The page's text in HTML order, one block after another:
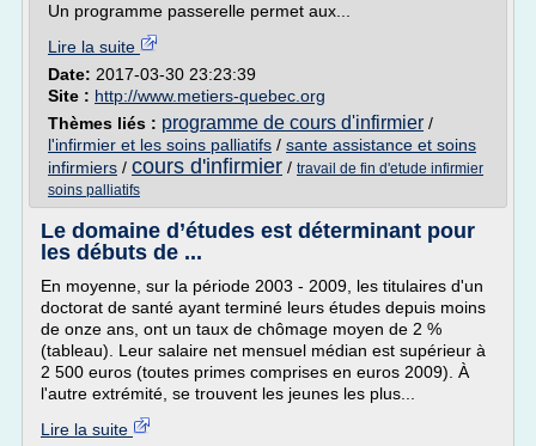
Un programme passerelle permet aux...
Lire la suite
Date: 2017-03-30 23:23:39
Site : http://www.metiers-quebec.org
Thèmes liés : programme de cours d'infirmier /
l'infirmier et les soins palliatifs / sante assistance et soins
infirmiers / cours d'infirmier / travail de fin d'etude infirmier
soins palliatifs
Le domaine d’études est déterminant pour
les débuts de ...
En moyenne, sur la période 2003 - 2009, les titulaires d'un
doctorat de santé ayant terminé leurs études depuis moins
de onze ans, ont un taux de chômage moyen de 2 %
(tableau). Leur salaire net mensuel médian est supérieur à
2 500 euros (toutes primes comprises en euros 2009). À
l'autre extrémité, se trouvent les jeunes les plus...
Lire la suite